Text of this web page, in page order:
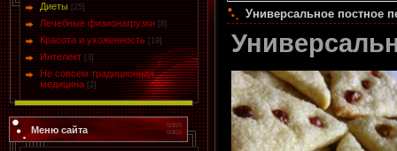
Диеты [25]
Лечебные физионагрузки [8]
Красота и ухоженность [19]
Интелект [3]
Не совсем традиционная
медицина [2]
Меню сайта
Универсальное постное